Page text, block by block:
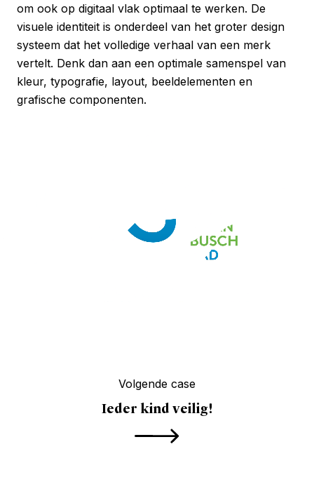
om ook op digitaal vlak optimaal te werken. De
visuele identiteit is onderdeel van het groter design
systeem dat het volledige verhaal van een merk
vertelt. Denk dan aan een optimale samenspel van
kleur, typografie, layout, beeldelementen en
grafische componenten.
Volgende case
Ieder kind veilig!